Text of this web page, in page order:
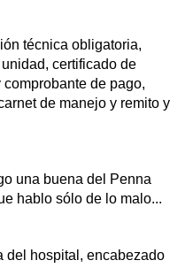
técnica obligatoria,
certificado de
de pago,
de manejo y remito y
una buena del Penna
hablo sólo de lo malo...
del hospital, encabezado